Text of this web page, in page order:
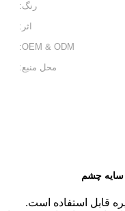
رنگ:
اثر:
OEM & ODM:
محل منبع:
قابل استفاده است.